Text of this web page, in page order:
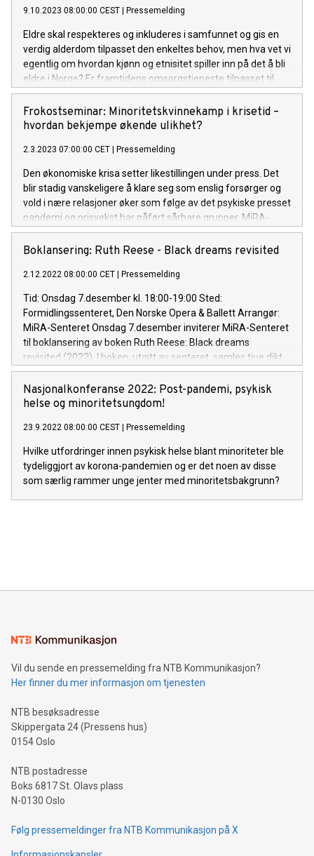
9.10.2023 08:00:00 CEST Pressemelding
Eldre skal respekteres og inkluderes i samfunnet og gis en
verdig alderdom tilpasset den enkeltes behov, men hva vet vi
egentlig om hvordan kjønn og etnisitet spiller inn på det å bli
eldre i Norge? Er framtidens omsorgstjeneste tilpasset til
eldre innvandreres behov? Torsdag 12.oktober kl. 08.30-15.
30 inviterer MiRA-Senteret til nasjonalkonferanse: Likeverdig
alderdom for alle – også for kvinner med
Kongressenter, Youngs gate 21 i Oslo.
Frokostseminar: Minoritetskvinnekamp i krisetid –
hvordan bekjempe økende ulikhet?
2.3.2023 07:00:00 CET Pressemelding
Den økonomiske krisa setter likestillingen under press. Det
blir stadig vanskeligere å klare seg som enslig forsørger og
vold i nære relasjoner øker som følge av det psykiske presset
pandemi og prisvekst har påført sårbare grupper. MiRA-
Senteret ønsker å invitere til frokostseminar for å drøfte
hvordan vi kan jobbe sammen for å bekjempe økende
Boklansering: Ruth Reese - Black dreams revisited
2.12.2022 08:00:00 CET Pressemelding
Tid: Onsdag 7.desember kl. 18:00-19:00 Sted:
Formidlingssenteret, Den Norske Opera & Ballett Arrangør:
MiRA-Senteret Onsdag 7.desember inviterer MiRA-Senteret
til boklansering av boken Ruth Reese: Black dreams
revisited (2022). I boken, utgitt av senteret, samles tjue dikt
og fem noveller skrevet av den klassiske utdannete
afroamerikanske sangeren Ruth Ann Reese (1921-1990).
Reese flyttet fra et rasesegregert USA til Europa på 1950-
formidling av afroamerikansk kulturarv i Norge, men hun
hadde også en lidenskap for å skrive. MiRA-Senterets
grunnlegger og leder, Fakhra Salimi forteller i forbindelse
med lanseringen at: "Mange av Ruth Reeses litterære
tekster ble ikke publisert i hennes levetid. Jeg hadde
Nasjonalkonferanse 2022: Post-pandemi, psykisk
helse og minoritetsungdom!
23.9.2022 08:00:00 CEST Pressemelding
Hvilke utfordringer innen psykisk helse blant minoriteter ble
tydeliggjort av korona-pandemien og er det noen av disse
som særlig rammer unge jenter med minoritetsbakgrunn?
Vil du sende en pressemelding fra NTB Kommunikasjon?
Her finner du mer informasjon om tjenesten
NTB besøksadresse
Skippergata 24 (Pressens hus)
0154 Oslo
NTB postadresse
Boks 6817 St. Olavs plass
N-0130 Oslo
Følg pressemeldinger fra NTB Kommunikasjon på X